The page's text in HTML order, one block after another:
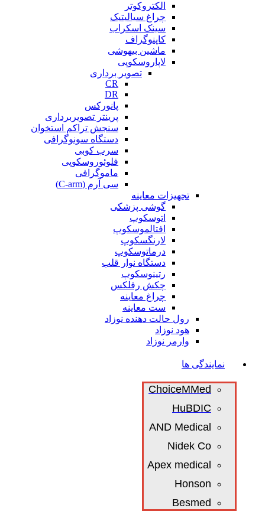
الکتروکوتر
چراغ سیالیتیک
سینک اسکراب
کاپنوگراف
ماشین بیهوشی
لاپاروسکوپی
تصویر برداری
CR
DR
پانورکس
پرینتر تصویربرداری
سنجش تراکم استخوان
دستگاه سونوگرافی
سرب کوبی
فلوئوروسکوپی
ماموگرافی
سی آرم (C-arm)
تجهیزات معاینه
گوشی پزشکی
اتوسکوپ
افتالموسکوپ
لارنگسکوپ
درماتوسکوپ
دستگاه نوار قلب
رتینوسکوپ
چکش رفلکس
چراغ معاینه
ست معاینه
رول حالت دهنده نوزاد
هود نوزاد
وارمر نوزاد
نمایندگی ها
ChoiceMMed
HuBDIC
AND Medical
Nidek Co
Apex medical
Honson
Besmed